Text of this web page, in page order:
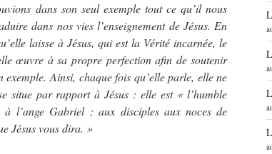
dans son seul exemple tout ce qu’il nous
dans nos vies l’enseignement de Jésus. En
laisse à Jésus, qui est la Vérité incarnée, le
œuvre à sa propre perfection afin de soutenir
exemple. Ainsi, chaque fois qu’elle parle, elle ne
situe par rapport à Jésus : elle est « l’humble
l’ange Gabriel ; aux disciples aux noces de
Jésus vous dira. »